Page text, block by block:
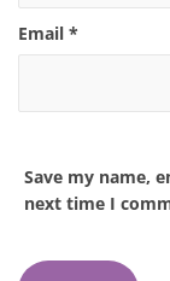
Email *
Save my name,
next time I